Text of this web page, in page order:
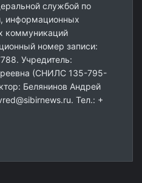
службой по
информационных
коммуникаций
номер записи:
Учредитель:
(СНИЛС 135-795-
Белянинов Андрей
Тел.: +